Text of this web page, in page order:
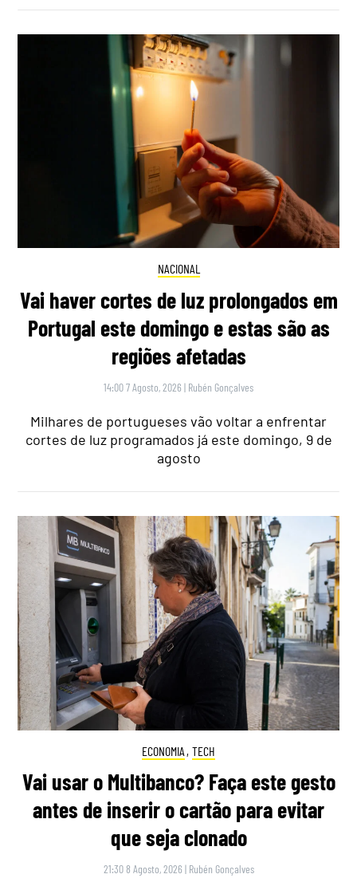
NACIONAL
Vai haver cortes de luz prolongados em
Portugal este domingo e estas são as
regiões afetadas
14:00 7 Agosto, 2026 | Rubén Gonçalves
Milhares de portugueses vão voltar a enfrentar
cortes de luz programados já este domingo, 9 de
agosto
ECONOMIA , TECH
Vai usar o Multibanco? Faça este gesto
antes de inserir o cartão para evitar
que seja clonado
21:30 8 Agosto, 2026 | Rubén Gonçalves